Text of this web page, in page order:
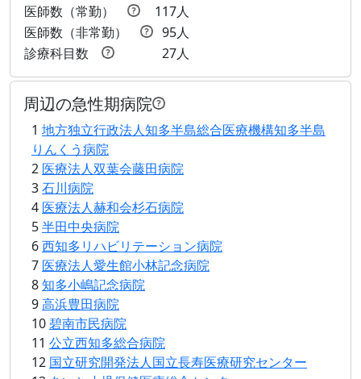
医師数（常勤）
117人
医師数（非常勤）
95人
診療科目数
27人
周辺の急性期病院
1 地方独立行政法人知多半島総合医療機構知多半島
りんくう病院
2 医療法人双葉会藤田病院
3石川病院
4 医療法人赫和会杉石病院
5半田中央病院
6西知多リハビリテーション病院
7 医療法人愛生館小林記念病院
8知多小嶋記念病院
9高浜豊田病院
10碧南市民病院
11 公立西知多総合病院
12 国立研究開発法人国立長寿医療研究センター
14